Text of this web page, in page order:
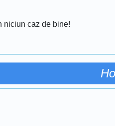
niciun caz de bine!